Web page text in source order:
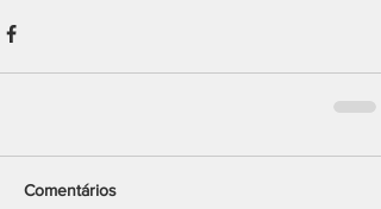
Comentários